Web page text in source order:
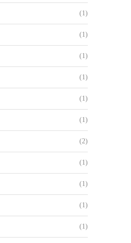
(1)
(1)
(1)
(1)
(1)
(1)
(2)
(1)
(1)
(1)
(1)